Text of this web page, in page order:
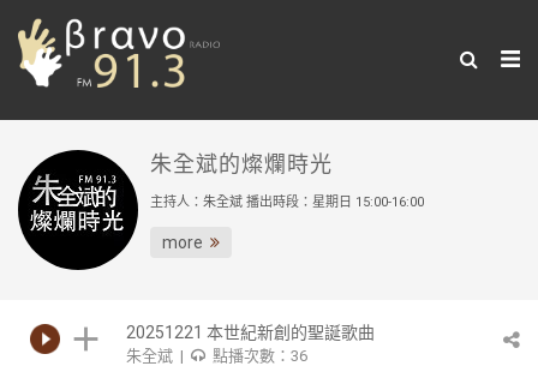
朱全斌的燦爛時光
主持人：朱全斌 播出時段：星期日 15:00-16:00
more
20251221 本世紀新創的聖誕歌曲
朱全斌 | 點播次數：36